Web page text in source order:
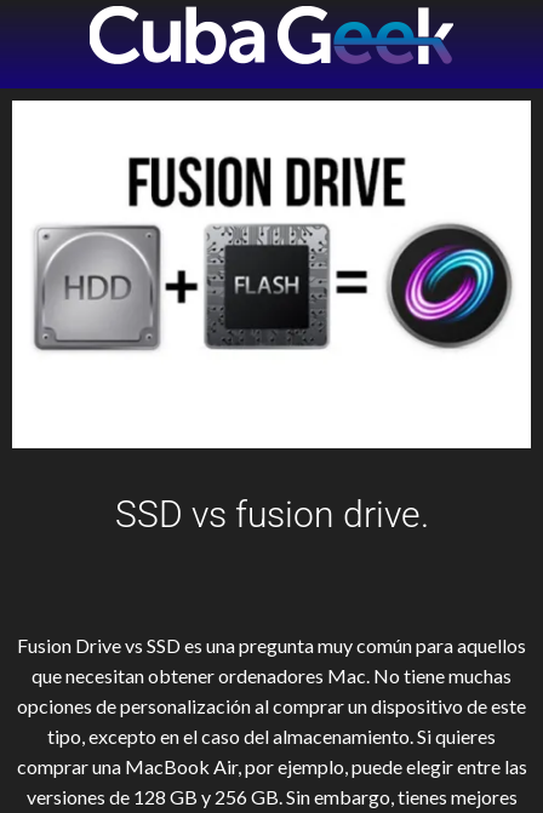
SSD vs fusion drive.
Fusion Drive vs SSD es una pregunta muy común para aquellos
que necesitan obtener ordenadores Mac. No tiene muchas
opciones de personalización al comprar un dispositivo de este
tipo, excepto en el caso del almacenamiento. Si quieres
comprar una MacBook Air, por ejemplo, puede elegir entre las
versiones de 128 GB y 256 GB. Sin embargo, tienes mejores